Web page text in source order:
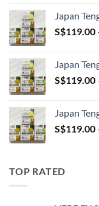
Japan
S$119.00
Japan
S$119.00
Japan
S$119.00
TOP RATED